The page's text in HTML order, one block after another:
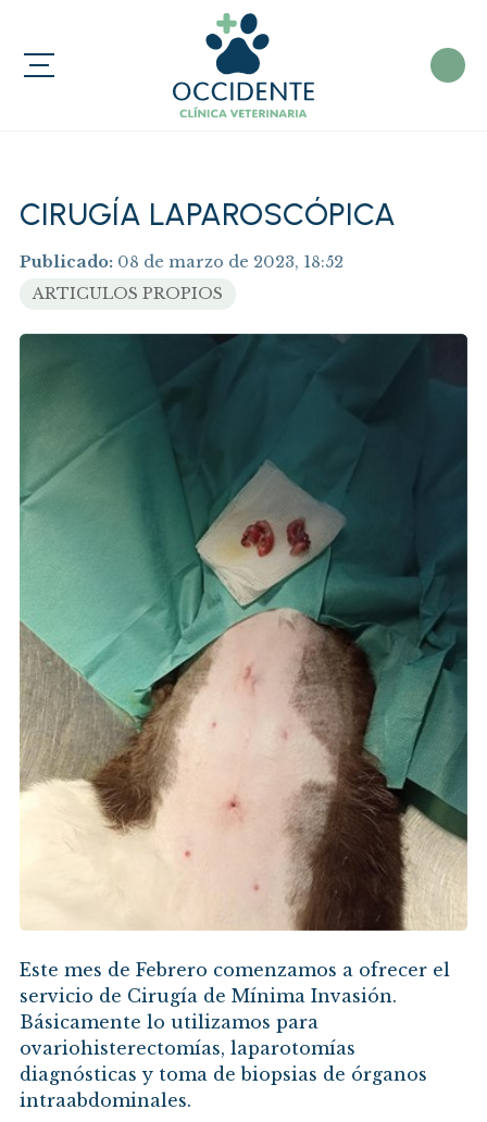
CIRUGÍA LAPAROSCÓPICA
Publicado: 08 de marzo de 2023, 18:52
ARTICULOS PROPIOS
Este mes de Febrero comenzamos a ofrecer el
servicio de Cirugía de Mínima Invasión.
Básicamente lo utilizamos para
ovariohisterectomías, laparotomías
diagnósticas y toma de biopsias de órganos
intraabdominales.